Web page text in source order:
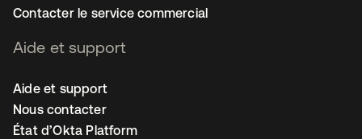
Contacter le service commercial
Aide et support
Aide et support
Nous contacter
État d’Okta Platform